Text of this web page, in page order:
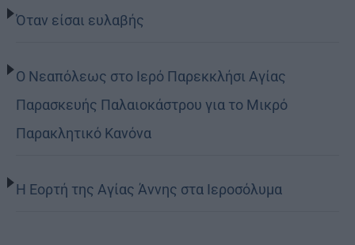
Όταν είσαι ευλαβής
Ο Νεαπόλεως στο Ιερό Παρεκκλήσι Αγίας
Παρασκευής Παλαιοκάστρου για το Μικρό
Παρακλητικό Κανόνα
Η Εορτή της Αγίας Άννης στα Ιεροσόλυμα